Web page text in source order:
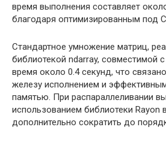
время выполнения составляет
благодаря оптимизированным под
Стандартное умножение матриц,
библиотекой ndarray, совместимой
время около 0.4 секунд, что
железу исполнением и
памятью. При распараллеливании
использованием библиотеки Rayon
дополнительно сократить до